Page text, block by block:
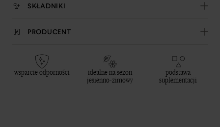
SKŁADNIKI
PRODUCENT
wsparcie odporności
idealne na sezon
jesienno-zimowy
podstawa
suplementacji